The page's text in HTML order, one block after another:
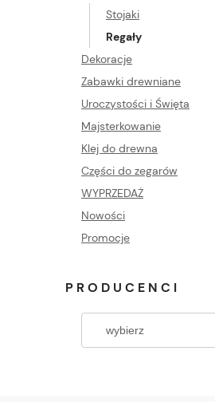
Stojaki
Regały
Dekoracje
Zabawki drewniane
Uroczystości i Święta
Majsterkowanie
Klej do drewna
Części do zegarów
WYPRZEDAŻ
Nowości
Promocje
PRODUCENCI